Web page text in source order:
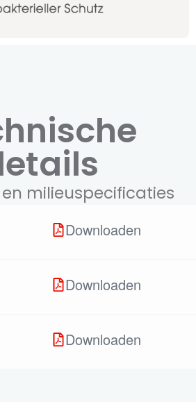
milieuspecificaties
Downloaden
Downloaden
Downloaden